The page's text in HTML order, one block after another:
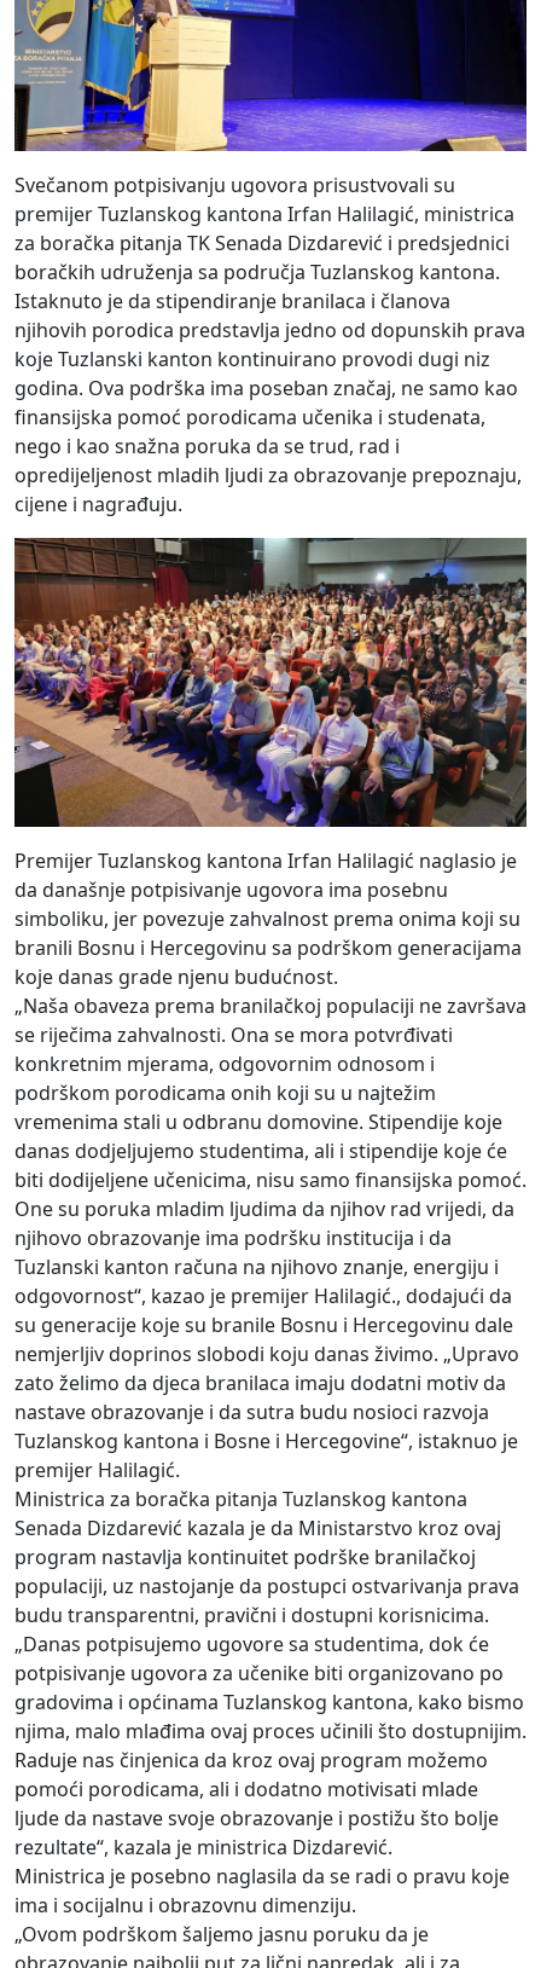
Svečanom potpisivanju ugovora prisustvovali su
premijer Tuzlanskog kantona Irfan Halilagić, ministrica
za boračka pitanja TK Senada Dizdarević i predsjednici
boračkih udruženja sa područja Tuzlanskog kantona.
Istaknuto je da stipendiranje branilaca i članova
njihovih porodica predstavlja jedno od dopunskih prava
koje Tuzlanski kanton kontinuirano provodi dugi niz
godina. Ova podrška ima poseban značaj, ne samo kao
finansijska pomoć porodicama učenika i studenata,
nego i kao snažna poruka da se trud, rad i
opredijeljenost mladih ljudi za obrazovanje prepoznaju,
cijene i nagrađuju.
Premijer Tuzlanskog kantona Irfan Halilagić naglasio je
da današnje potpisivanje ugovora ima posebnu
simboliku, jer povezuje zahvalnost prema onima koji su
branili Bosnu i Hercegovinu sa podrškom generacijama
koje danas grade njenu budućnost.
„Naša obaveza prema branilačkoj populaciji ne završava
se riječima zahvalnosti. Ona se mora potvrđivati
konkretnim mjerama, odgovornim odnosom i
podrškom porodicama onih koji su u najtežim
vremenima stali u odbranu domovine. Stipendije koje
danas dodjeljujemo studentima, ali i stipendije koje će
biti dodijeljene učenicima, nisu samo finansijska pomoć.
One su poruka mladim ljudima da njihov rad vrijedi, da
njihovo obrazovanje ima podršku institucija i da
Tuzlanski kanton računa na njihovo znanje, energiju i
odgovornost“, kazao je premijer Halilagić., dodajući da
su generacije koje su branile Bosnu i Hercegovinu dale
nemjerljiv doprinos slobodi koju danas živimo. „Upravo
zato želimo da djeca branilaca imaju dodatni motiv da
nastave obrazovanje i da sutra budu nosioci razvoja
Tuzlanskog kantona i Bosne i Hercegovine“, istaknuo je
premijer Halilagić.
Ministrica za boračka pitanja Tuzlanskog kantona
Senada Dizdarević kazala je da Ministarstvo kroz ovaj
program nastavlja kontinuitet podrške branilačkoj
populaciji, uz nastojanje da postupci ostvarivanja prava
budu transparentni, pravični i dostupni korisnicima.
„Danas potpisujemo ugovore sa studentima, dok će
potpisivanje ugovora za učenike biti organizovano po
gradovima i općinama Tuzlanskog kantona, kako bismo
njima, malo mlađima ovaj proces učinili što dostupnijim.
Raduje nas činjenica da kroz ovaj program možemo
pomoći porodicama, ali i dodatno motivisati mlade
ljude da nastave svoje obrazovanje i postižu što bolje
rezultate“, kazala je ministrica Dizdarević.
Ministrica je posebno naglasila da se radi o pravu koje
ima i socijalnu i obrazovnu dimenziju.
„Ovom podrškom šaljemo jasnu poruku da je